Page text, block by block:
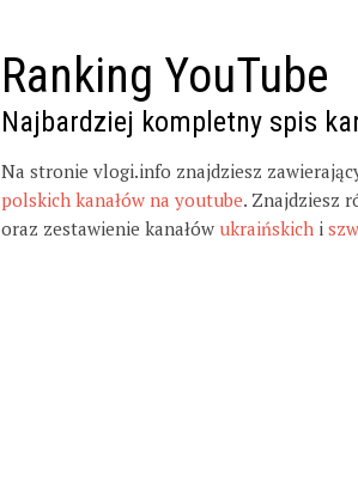
Ranking YouTube
Najbardziej kompletny spis
Na stronie vlogi.info znajdziesz
polskich kanałów na youtube. Znajdziesz
oraz zestawienie kanałów ukraińskich i